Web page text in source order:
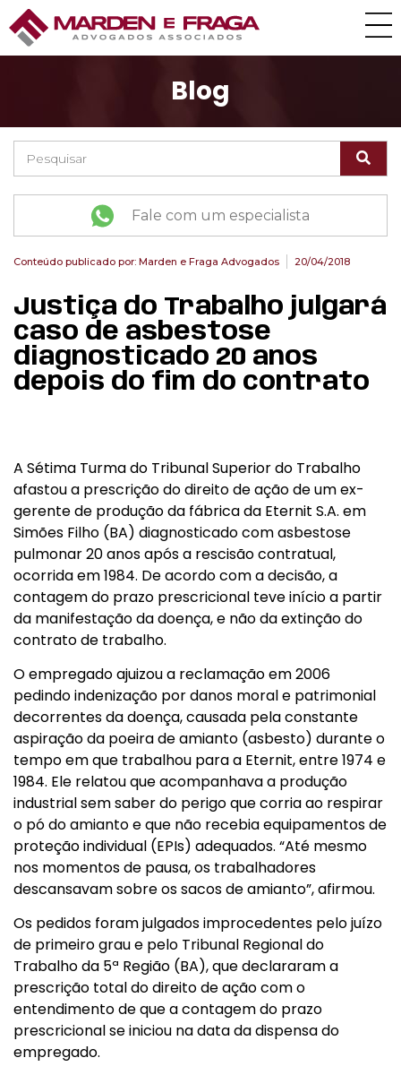
Blog
Fale com um especialista
Conteúdo publicado por: Marden e Fraga Advogados 20/04/2018
Justiça do Trabalho julgará
caso de asbestose
diagnosticado 20 anos
depois do fim do contrato
A Sétima Turma do Tribunal Superior do Trabalho
afastou a prescrição do direito de ação de um ex-
gerente de produção da fábrica da Eternit S.A. em
Simões Filho (BA) diagnosticado com asbestose
pulmonar 20 anos após a rescisão contratual,
ocorrida em 1984. De acordo com a decisão, a
contagem do prazo prescricional teve início a partir
da manifestação da doença, e não da extinção do
contrato de trabalho.
O empregado ajuizou a reclamação em 2006
pedindo indenização por danos moral e patrimonial
decorrentes da doença, causada pela constante
aspiração da poeira de amianto (asbesto) durante o
tempo em que trabalhou para a Eternit, entre 1974 e
1984. Ele relatou que acompanhava a produção
industrial sem saber do perigo que corria ao respirar
o pó do amianto e que não recebia equipamentos de
proteção individual (EPIs) adequados. “Até mesmo
nos momentos de pausa, os trabalhadores
descansavam sobre os sacos de amianto”, afirmou.
Os pedidos foram julgados improcedentes pelo juízo
de primeiro grau e pelo Tribunal Regional do
Trabalho da 5ª Região (BA), que declararam a
prescrição total do direito de ação com o
entendimento de que a contagem do prazo
prescricional se iniciou na data da dispensa do
empregado.